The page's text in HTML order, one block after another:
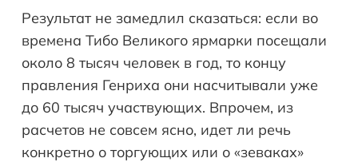
Результат не замедлил сказаться: если во
времена Тибо Великого ярмарки посещали
около 8 тысяч человек в год, то концу
правления Генриха они насчитывали уже
до 60 тысяч участвующих. Впрочем, из
расчетов не совсем ясно, идет ли речь
конкретно о торгующих или о «зеваках»